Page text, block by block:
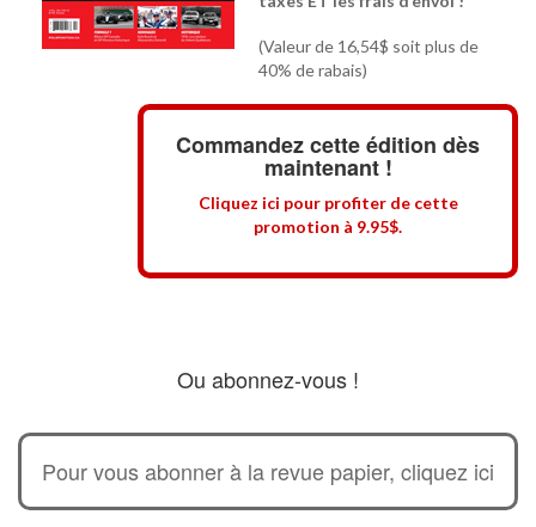
(Valeur de 16,54$ soit plus de
40% de rabais)
Commandez cette édition dès
maintenant !
Cliquez ici pour profiter de cette
promotion à 9.95$.
Ou abonnez-vous !
Pour vous abonner à la revue papier, cliquez ici